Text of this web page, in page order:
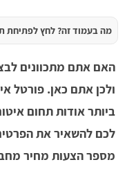
מה בעמוד זה? לחץ לפתיחת
האם אתם מתכוונים
ולכן אתם כאן. פורטל
ביותר אודות תחום
לכם להשאיר את
מספר הצעות מחיר